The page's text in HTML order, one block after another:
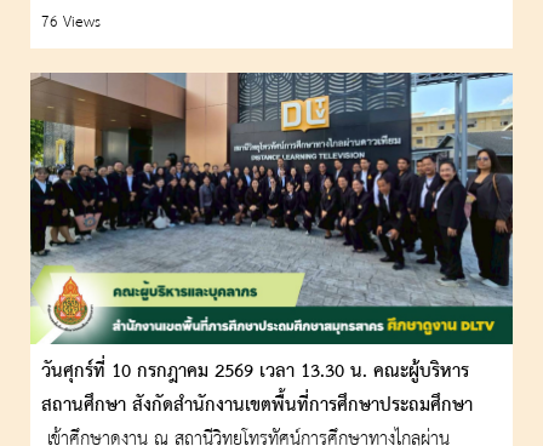
เพชรบุรี
76 Views
วันศุกร์ที่ 10 กรกฎาคม 2569 เวลา 13.30 น. คณะผู้บริหาร
สถานศึกษา สังกัดสำนักงานเขตพื้นที่การศึกษาประถมศึกษา